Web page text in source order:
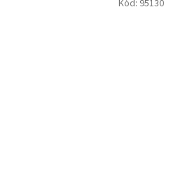
Kód: 95130